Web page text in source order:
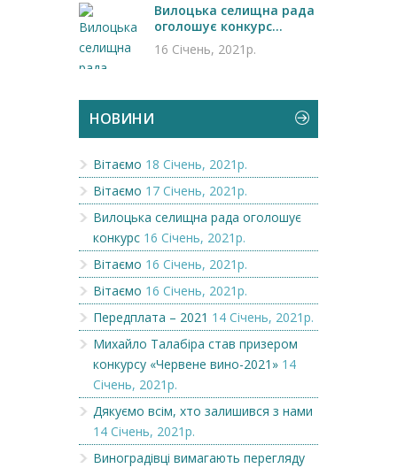
Вилоцька селищна рада
оголошує конкурс...
16 Січень, 2021р.
НОВИНИ
Вітаємо 18 Січень, 2021р.
Вітаємо 17 Січень, 2021р.
Вилоцька селищна рада оголошує
конкурс 16 Січень, 2021р.
Вітаємо 16 Січень, 2021р.
Вітаємо 16 Січень, 2021р.
Передплата – 2021 14 Січень, 2021р.
Михайло Талабіра став призером
конкурсу «Червене вино-2021» 14
Січень, 2021р.
Дякуємо всім, хто залишився з нами
14 Січень, 2021р.
Виноградівці вимагають перегляду